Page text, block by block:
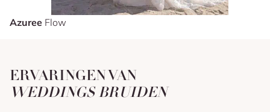
Azuree Flow
ERVARINGEN VAN
WEDDINGS BRUIDEN